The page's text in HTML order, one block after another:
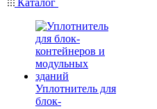
Каталог
Уплотнитель для
блок-